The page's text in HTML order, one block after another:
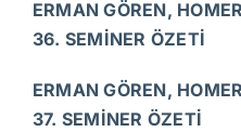
ERMAN GÖREN,
36. SEMİNER ÖZETİ
ERMAN GÖREN,
37. SEMİNER ÖZETİ